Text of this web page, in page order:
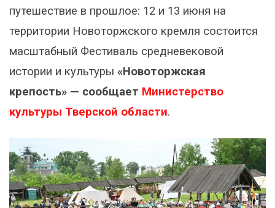
путешествие в прошлое: 12 и 13 июня на
территории Новоторжского кремля состоится
масштабный Фестиваль средневековой
истории и культуры «Новоторжская
крепость» — сообщает Министерство
культуры Тверской области.